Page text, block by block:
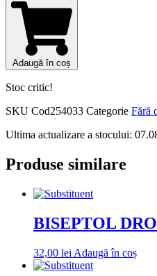
Adaugă în coș
Stoc critic!
SKU Cod254033 Categorie Fără
Ultima actualizare a stocului:
Produse similare
BISEPTOL
32,00 lei Adaugă în coș